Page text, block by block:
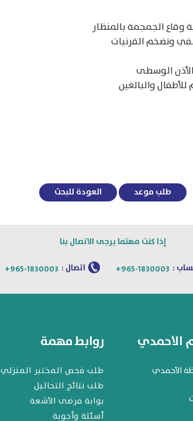
وقاع الجمجمة بالمنظار
وتضخم القرنيات
الوسطى
والبالغين
طلب موعد العودة للبحث
إذا كنت مهتما يرجى الاتصال بنا
:
+965-1830003 اتصال : +965-1830003
الأحمدي روابط مهمة
طلب فحص المختبر المنزلي
طلب نتائج التحاليل
بوابة مرضى الأشعة
أسئلة وأجوبة